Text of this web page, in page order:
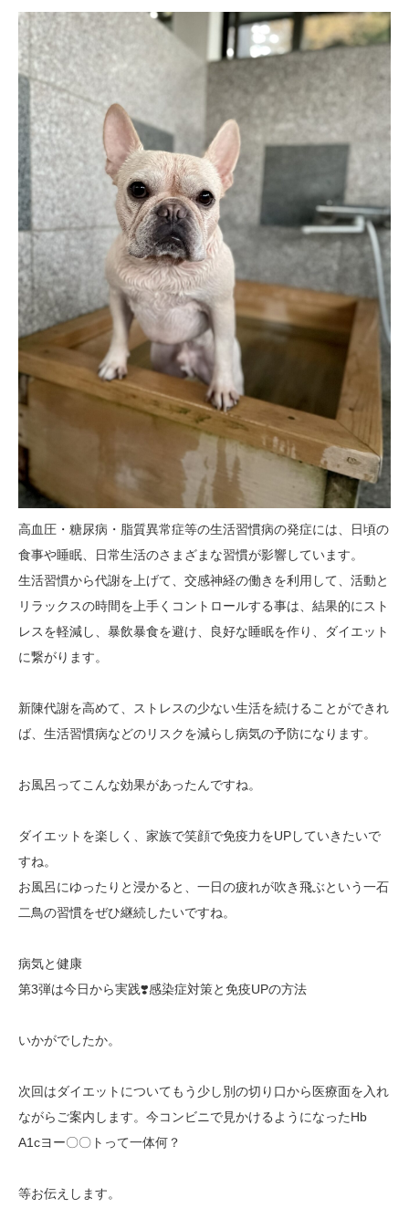
高血圧・糖尿病・脂質異常症等の生活習慣病の発症には、日頃の
食事や睡眠、日常生活のさまざまな習慣が影響しています。
生活習慣から代謝を上げて、交感神経の働きを利用して、活動と
リラックスの時間を上手くコントロールする事は、結果的にスト
レスを軽減し、暴飲暴食を避け、良好な睡眠を作り、ダイエット
に繋がります。
新陳代謝を高めて、ストレスの少ない生活を続けることができれ
ば、生活習慣病などのリスクを減らし病気の予防になります。
お風呂ってこんな効果があったんですね。
ダイエットを楽しく、家族で笑顔で免疫力をUPしていきたいで
すね。
お風呂にゆったりと浸かると、一日の疲れが吹き飛ぶという一石
二鳥の習慣をぜひ継続したいですね。
病気と健康
第3弾は今日から実践❣️感染症対策と免疫UPの方法
いかがでしたか。
次回はダイエットについてもう少し別の切り口から医療面を入れ
ながらご案内します。今コンビニで見かけるようになったHb
A1cヨー〇〇トって一体何？
等お伝えします。